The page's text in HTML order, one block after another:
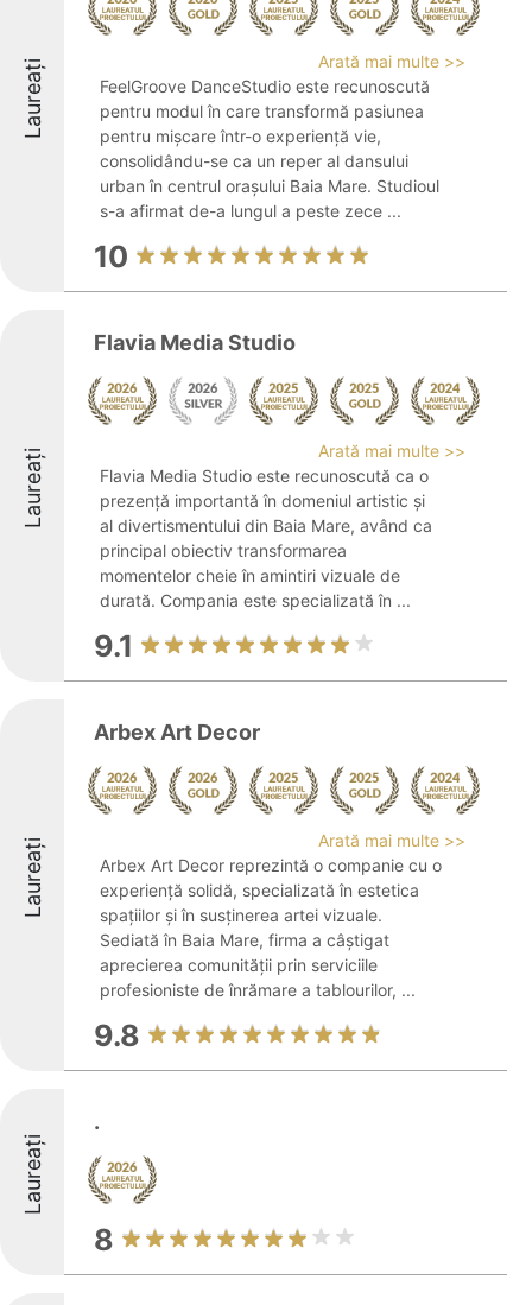
Laureați
Arată mai multe >>
FeelGroove DanceStudio este recunoscută
pentru modul în care transformă pasiunea
pentru mișcare într-o experiență vie,
consolidându-se ca un reper al dansului
urban în centrul orașului Baia Mare. Studioul
s-a afirmat de-a lungul a peste zece ...
10
Laureați
Flavia Media Studio
Arată mai multe >>
Flavia Media Studio este recunoscută ca o
prezență importantă în domeniul artistic și
al divertismentului din Baia Mare, având ca
principal obiectiv transformarea
momentelor cheie în amintiri vizuale de
durată. Compania este specializată în ...
9.1
Laureați
Arbex Art Decor
Arată mai multe >>
Arbex Art Decor reprezintă o companie cu o
experiență solidă, specializată în estetica
spațiilor și în susținerea artei vizuale.
Sediată în Baia Mare, firma a câștigat
aprecierea comunității prin serviciile
profesioniste de înrămare a tablourilor, ...
9.8
Laureați
.
8